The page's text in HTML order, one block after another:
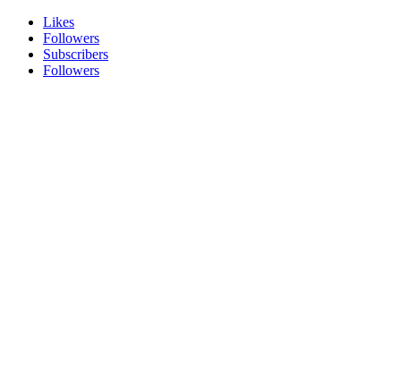
Likes
Followers
Subscribers
Followers